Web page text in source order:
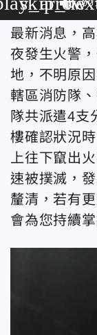
最新消息，
夜發生火警
地，不明原
轄區消防隊
隊共派遣4支
樓確認狀況
上往下竄出
速被撲滅，
釐清，若有
會為您持續掌